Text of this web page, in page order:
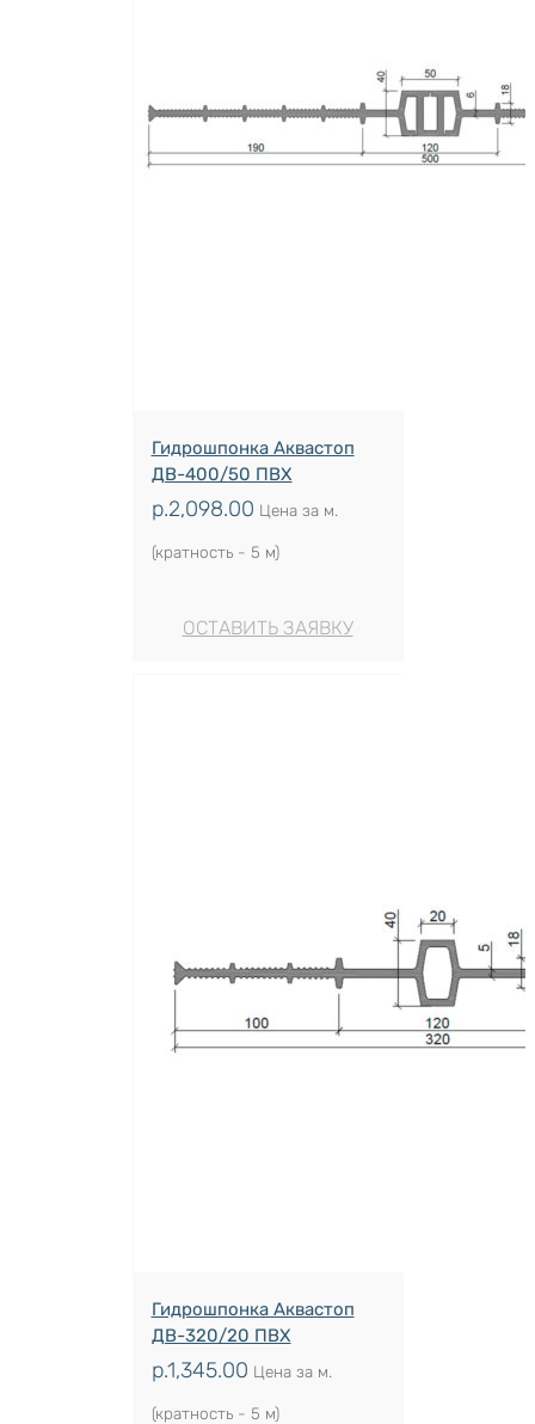
Гидрошпонка Аквастоп
ДВ-400/50 ПВХ
р.2,098.00 Цена за м.
(кратность - 5 м)
ОСТАВИТЬ ЗАЯВКУ
Гидрошпонка Аквастоп
ДВ-320/20 ПВХ
р.1,345.00 Цена за м.
(кратность - 5 м)